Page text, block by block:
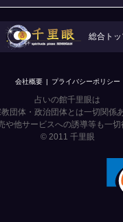
総合ト
会社概要 プライバシーポリシー
占いの館千里眼は
団体・政治団体とは一切関係
や他サービスへの誘導等も一切
© 2011 千里眼